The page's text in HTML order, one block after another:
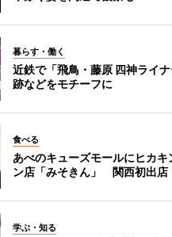
暮らす・働く
近鉄で「飛鳥・藤原 四神ライ
跡などをモチーフに
食べる
あべのキューズモールにヒカキ
ン店「みそきん」 関西初出店
学ぶ・知る